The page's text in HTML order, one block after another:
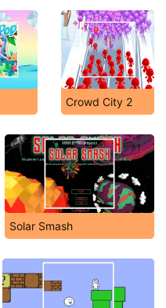
Crowd City 2
Solar Smash